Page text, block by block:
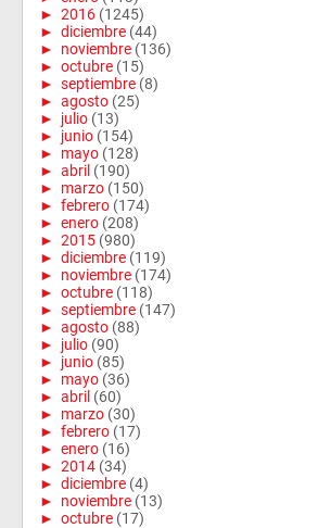
► 2016 (1245)
► diciembre (44)
► noviembre (136)
► octubre (15)
► septiembre (8)
► agosto (25)
► julio (13)
► junio (154)
► mayo (128)
► abril (190)
► marzo (150)
► febrero (174)
► enero (208)
► 2015 (980)
► diciembre (119)
► noviembre (174)
► octubre (118)
► septiembre (147)
► agosto (88)
► julio (90)
► junio (85)
► mayo (36)
► abril (60)
► marzo (30)
► febrero (17)
► enero (16)
► 2014 (34)
► diciembre (4)
► noviembre (13)
► octubre (17)